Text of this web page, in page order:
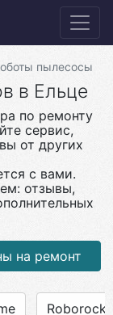
пылесосы
в Ельце
по ремонту
сервис,
от других
с вами.
отзывы,
на ремонт
Roborock